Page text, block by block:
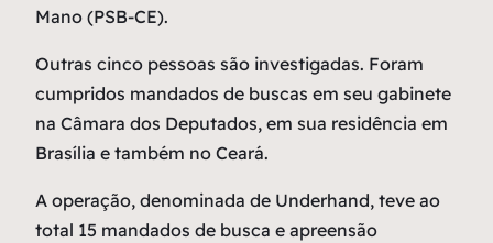
Mano (PSB-CE).
Outras cinco pessoas são investigadas. Foram
cumpridos mandados de buscas em seu gabinete
na Câmara dos Deputados, em sua residência em
Brasília e também no Ceará.
A operação, denominada de Underhand, teve ao
total 15 mandados de busca e apreensão